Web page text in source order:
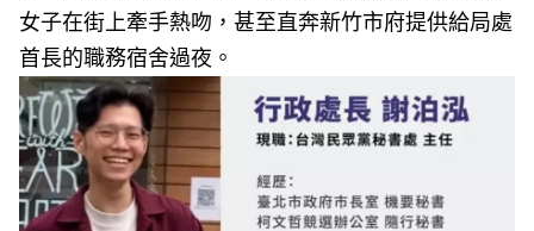
女子在街上牽手熱吻，甚至直奔新竹市府提供給局處
首長的職務宿舍過夜。